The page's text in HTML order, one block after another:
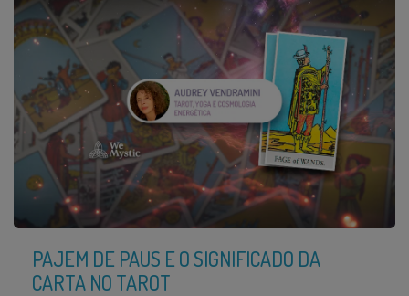
PAJEM DE PAUS E O SIGNIFICADO DA
CARTA NO TAROT